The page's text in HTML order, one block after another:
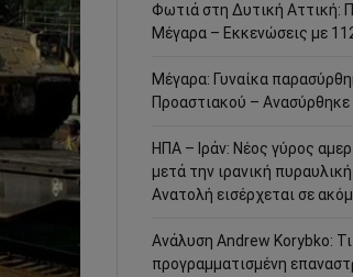
Φωτιά στη Δυτική Αττική:
Μέγαρα – Εκκενώσεις με
Μέγαρα: Γυναίκα
Προαστιακού – Ανασύρθηκε
ΗΠΑ – Ιράν: Νέος γύρος
μετά την ιρανική
Ανατολή εισέρχεται σε
Ανάλυση Andrew Korybko: Τι
προγραμματισμένη